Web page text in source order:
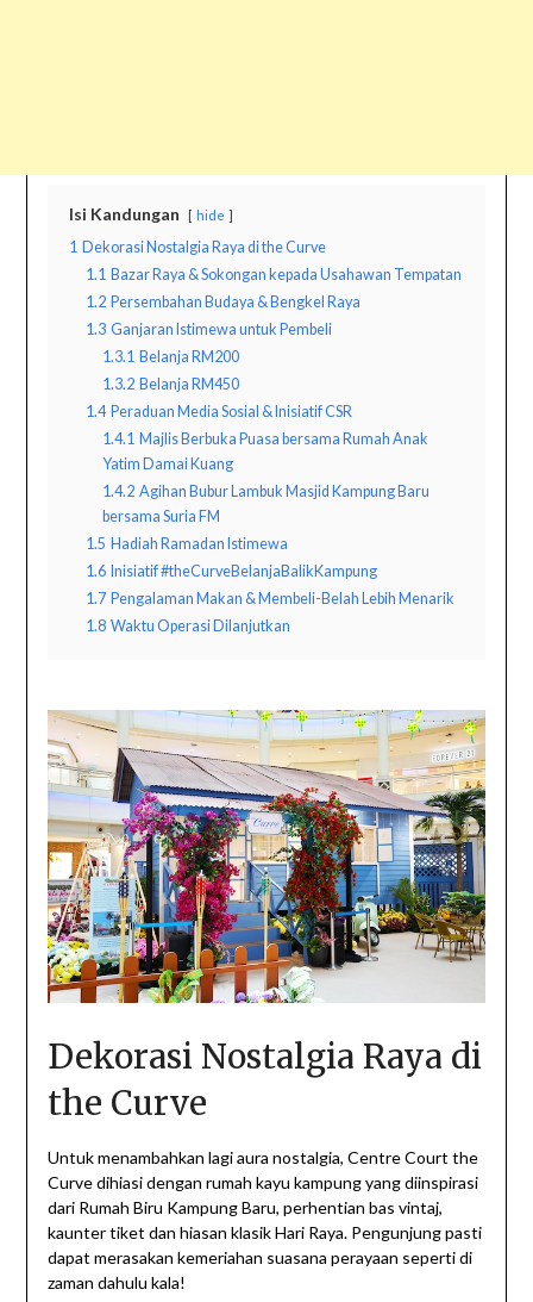
Isi Kandungan hide
1 Dekorasi Nostalgia Raya di the Curve
1.1 Bazar Raya & Sokongan kepada Usahawan Tempatan
1.2 Persembahan Budaya & Bengkel Raya
1.3 Ganjaran Istimewa untuk Pembeli
1.3.1 Belanja RM200
1.3.2 Belanja RM450
1.4 Peraduan Media Sosial & Inisiatif CSR
1.4.1 Majlis Berbuka Puasa bersama Rumah Anak
Yatim Damai Kuang
1.4.2 Agihan Bubur Lambuk Masjid Kampung Baru
bersama Suria FM
1.5 Hadiah Ramadan Istimewa
1.6 Inisiatif #theCurveBelanjaBalikKampung
1.7 Pengalaman Makan & Membeli-Belah Lebih Menarik
1.8 Waktu Operasi Dilanjutkan
Dekorasi Nostalgia Raya di
the Curve
Untuk menambahkan lagi aura nostalgia, Centre Court the
Curve dihiasi dengan rumah kayu kampung yang diinspirasi
dari Rumah Biru Kampung Baru, perhentian bas vintaj,
kaunter tiket dan hiasan klasik Hari Raya. Pengunjung pasti
dapat merasakan kemeriahan suasana perayaan seperti di
zaman dahulu kala!